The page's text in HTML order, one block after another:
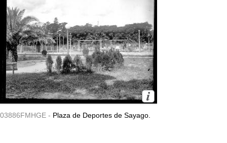
03886FMHGE - Plaza de Deportes de Sayago.